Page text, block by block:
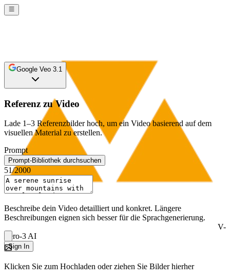
V-
Zero-3 AI
Sign In
Google Veo 3.1
Referenz zu Video
Lade 1–3 Referenzbilder hoch, um ein Video basierend auf dem
visuellen Material zu erstellen.
Prompt
Prompt-Bibliothek durchsuchen
51/2000
Beschreibe dein Video detailliert und konkret. Längere
Beschreibungen eignen sich besser für die Sprachgenerierung.
Klicken Sie zum Hochladen oder ziehen Sie Bilder hierher